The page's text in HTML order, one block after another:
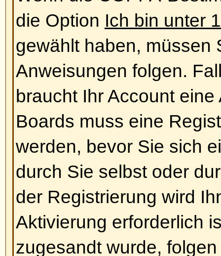
Wie ändere ich meine
Ihre Einstellungen (sofern Sie
der Datenbank gespeichert.
Link, um sie zu ändern (der Link
am oberen Bildschirmrand
vom verwendeten Style ab).
Einstellungen ändern
Nach oben
Die Zeiten stimmen nicht!
Die Zeiten stimmen
haben Sie nur die Zeitzone
Falls dem so ist, sollten Sie die
Profils überprüfen, um die